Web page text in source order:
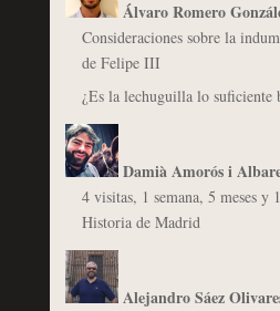
Álvaro Romero
Consideraciones sobre la
de Felipe III
¿Es la lechuguilla lo suficiente
Damià Amorós i
4 visitas, 1 semana, 5 meses y
Historia de Madrid
Alejandro Sáez